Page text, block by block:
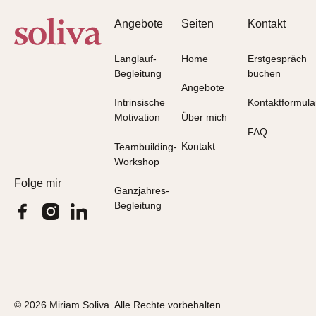
Folge mir
Angebote
Langlauf-
Begleitung
Intrinsische
Motivation
Teambuilding-
Workshop
Ganzjahres-
Begleitung
Seiten
Home
Angebote
Über mich
Kontakt
Kontakt
Erstgespräch
buchen
FAQ
© 2026 Miriam Soliva. Alle Rechte vorbehalten.